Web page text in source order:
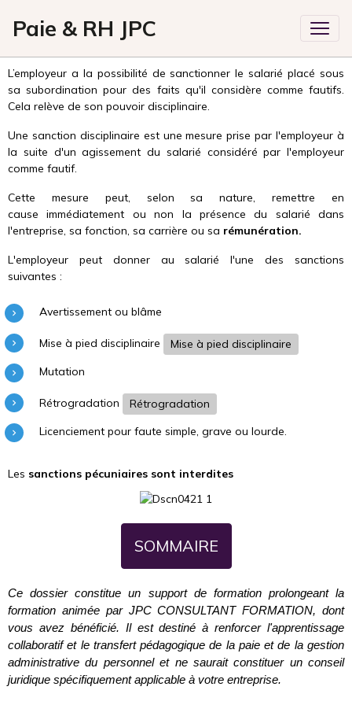
Paie & RH JPC
L’employeur a la possibilité de sanctionner le salarié placé sous
sa subordination pour des faits qu'il considère comme fautifs.
Cela relève de son pouvoir disciplinaire.
Une sanction disciplinaire est une mesure prise par l'employeur à
la suite d'un agissement du salarié considéré par l'employeur
comme fautif.
Cette mesure peut, selon sa nature, remettre en
cause immédiatement ou non la présence du salarié dans
l'entreprise, sa fonction, sa carrière ou sa rémunération.
L'employeur peut donner au salarié l'une des sanctions
suivantes :
Avertissement ou blâme
Mise à pied disciplinaire
Mise à pied disciplinaire
Mutation
Rétrogradation
Rétrogradation
Licenciement pour faute simple, grave ou lourde.
Les sanctions pécuniaires sont interdites
SOMMAIRE
Ce dossier constitue un support de formation prolongeant la
formation animée par JPC CONSULTANT FORMATION, dont
vous avez bénéficié. Il est destiné à renforcer l'apprentissage
collaboratif et le transfert pédagogique de la paie et de la gestion
administrative du personnel et ne saurait constituer un conseil
juridique spécifiquement applicable à votre entreprise.